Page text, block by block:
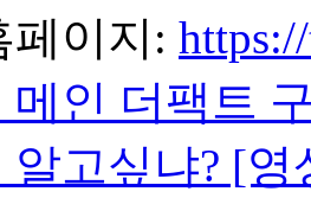
페이지:
메인 더팩트
알고싶냐? [